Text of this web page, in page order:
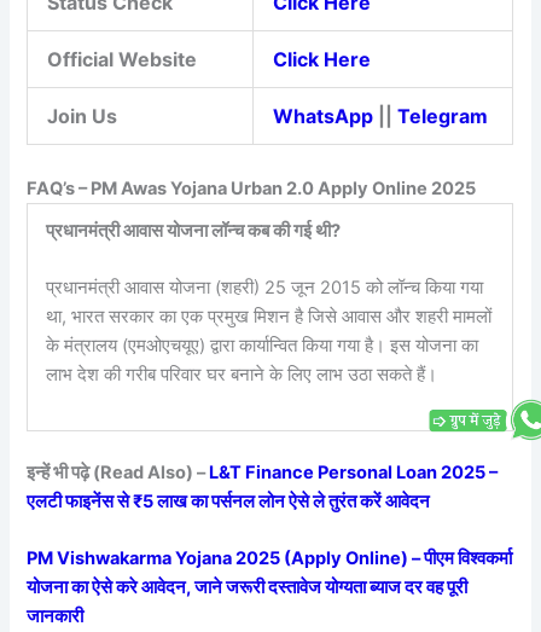
Official Website Click Here
Join Us WhatsApp ||Telegram
FAQ’s – PM Awas Yojana Urban 2.0 Apply Online 2025
प्रधानमंत्री आवास योजना लॉन्च कब की गई थी?
प्रधानमंत्री आवास योजना (शहरी) 25 जून 2015 को लॉन्च किया गया
था, भारत सरकार का एक प्रमुख मिशन है जिसे आवास और शहरी मामलों
के मंत्रालय (एमओएचयूए) द्वारा कार्यान्वित किया गया है। इस योजना का
लाभ देश की गरीब परिवार घर बनाने के लिए लाभ उठा सकते हैं।
इन्हें भी पढ़े (Read Also) –L&T Finance Personal Loan 2025 –
एलटी फाइनेंस से ₹5 लाख का पर्सनल लोन ऐसे ले तुरंत करें आवेदन
PM Vishwakarma Yojana 2025 (Apply Online) – पीएम विश्वकर्मा
योजना का ऐसे करे आवेदन, जाने जरूरी दस्तावेज योग्यता ब्याज दर वह पूरी
जानकारी